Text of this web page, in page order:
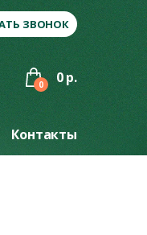
ЗВОНОК
0 0 р.
Контакты